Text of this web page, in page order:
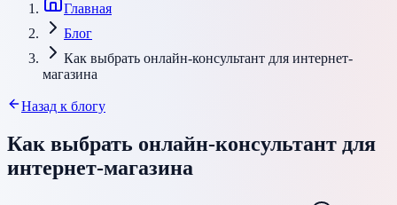
Главная
Блог
Как выбрать онлайн-консультант для интернет-
магазина
Назад к блогу
Как выбрать онлайн-консультант для
интернет-магазина